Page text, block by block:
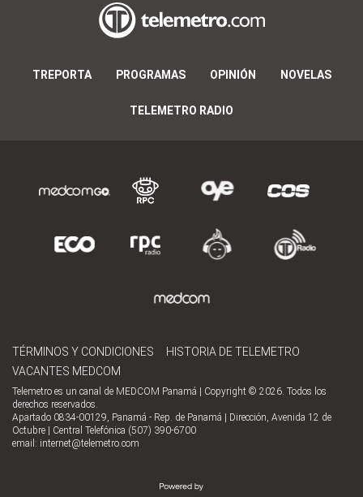
TREPORTA PROGRAMAS OPINIÓN NOVELAS
TELEMETRO RADIO
TÉRMINOS Y CONDICIONES
HISTORIA DE TELEMETRO
VACANTES MEDCOM
Telemetro es un canal de MEDCOM Panamá | Copyright © 2026. Todos los
derechos reservados.
Apartado 0834-00129, Panamá - Rep. de Panamá | Dirección, Avenida 12 de
Octubre | Central Telefónica (507) 390-6700
email: internet@telemetro.com